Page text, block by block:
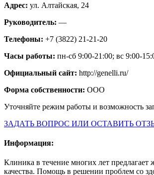
Адрес: ул. Алтайская, 24
Руководитель: —
Телефоны: +7 (3822) 21-21-20
Часы работы: пн-сб 9:00-21:00; вс 9:00-
Официальный сайт: http://genelli.ru/
Форма собственности: ООО
Уточняйте режим работы и возможность
ЗАДАТЬ ВОПРОС ИЛИ ОСТАВИТЬ
Информация:
Клиника в течение многих лет
качества. Помощь в решении проблем со